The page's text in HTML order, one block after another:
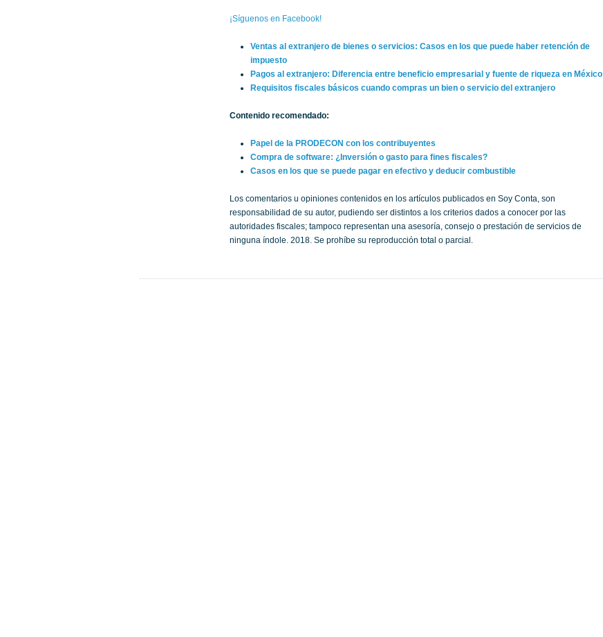
¡Síguenos en Facebook!
Ventas al extranjero de bienes o servicios: Casos en los que puede haber retención de
impuesto
Pagos al extranjero: Diferencia entre beneficio empresarial y fuente de riqueza en México
Requisitos fiscales básicos cuando compras un bien o servicio del extranjero
Contenido recomendado:
Papel de la PRODECON con los contribuyentes
Compra de software: ¿Inversión o gasto para fines fiscales?
Casos en los que se puede pagar en efectivo y deducir combustible
Los comentarios u opiniones contenidos en los artículos publicados en Soy Conta, son
responsabilidad de su autor, pudiendo ser distintos a los criterios dados a conocer por las
autoridades fiscales; tampoco representan una asesoría, consejo o prestación de servicios de
ninguna índole. 2018. Se prohíbe su reproducción total o parcial.